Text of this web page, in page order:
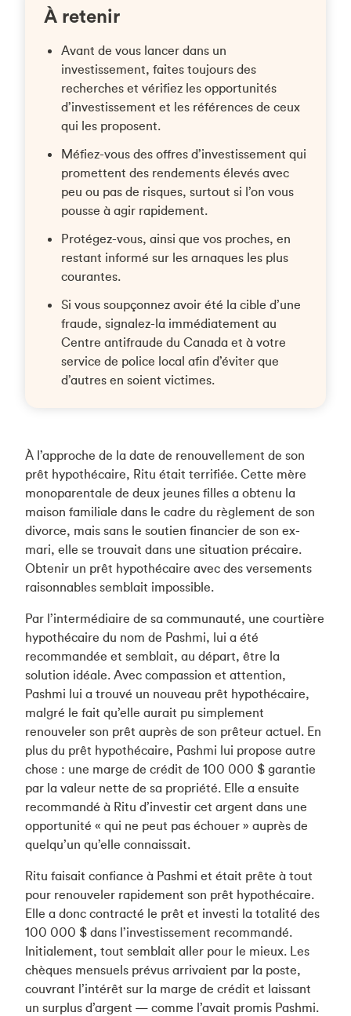
À retenir
Avant de vous lancer dans un
investissement, faites toujours des
recherches et vérifiez les opportunités
d’investissement et les références de ceux
qui les proposent.
Méfiez-vous des offres d’investissement qui
promettent des rendements élevés avec
peu ou pas de risques, surtout si l’on vous
pousse à agir rapidement.
Protégez-vous, ainsi que vos proches, en
restant informé sur les arnaques les plus
courantes.
Si vous soupçonnez avoir été la cible d’une
fraude, signalez-la immédiatement au
Centre antifraude du Canada et à votre
service de police local afin d’éviter que
d’autres en soient victimes.
À l’approche de la date de renouvellement de son
prêt hypothécaire, Ritu était terrifiée. Cette mère
monoparentale de deux jeunes filles a obtenu la
maison familiale dans le cadre du règlement de son
divorce, mais sans le soutien financier de son ex-
mari, elle se trouvait dans une situation précaire.
Obtenir un prêt hypothécaire avec des versements
raisonnables semblait impossible.
Par l’intermédiaire de sa communauté, une courtière
hypothécaire du nom de Pashmi, lui a été
recommandée et semblait, au départ, être la
solution idéale. Avec compassion et attention,
Pashmi lui a trouvé un nouveau prêt hypothécaire,
malgré le fait qu’elle aurait pu simplement
renouveler son prêt auprès de son prêteur actuel. En
plus du prêt hypothécaire, Pashmi lui propose autre
chose : une marge de crédit de 100 000 $ garantie
par la valeur nette de sa propriété. Elle a ensuite
recommandé à Ritu d’investir cet argent dans une
opportunité « qui ne peut pas échouer » auprès de
quelqu’un qu’elle connaissait.
Ritu faisait confiance à Pashmi et était prête à tout
pour renouveler rapidement son prêt hypothécaire.
Elle a donc contracté le prêt et investi la totalité des
100 000 $ dans l’investissement recommandé.
Initialement, tout semblait aller pour le mieux. Les
chèques mensuels prévus arrivaient par la poste,
couvrant l’intérêt sur la marge de crédit et laissant
un surplus d’argent — comme l’avait promis Pashmi.